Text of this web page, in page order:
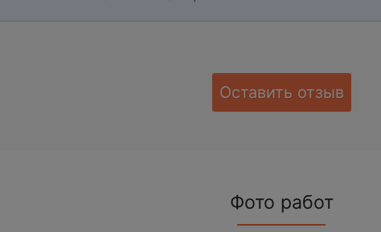
Оставить отзыв
Фото работ